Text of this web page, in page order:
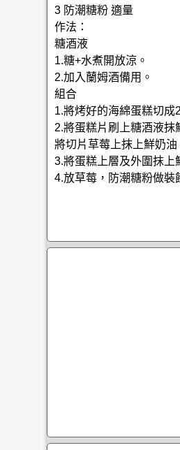
3 防潮糖粉 適量
作法：
糖酒液
1.糖+水煮開放涼。
2.加入蘭姆酒備用。
組合
1.將烤好的海綿蛋糕切成
2.將蛋糕片刷上糖酒液
將切片草莓上抹上鮮奶
3.將蛋糕上層及外圍抹上
4.放草莓，防潮糖粉做裝